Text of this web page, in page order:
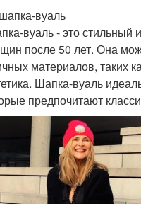
вуаль
вуаль - это стильный
после 50 лет. Она
материалов, таких
Шапка-вуаль
предпочитают